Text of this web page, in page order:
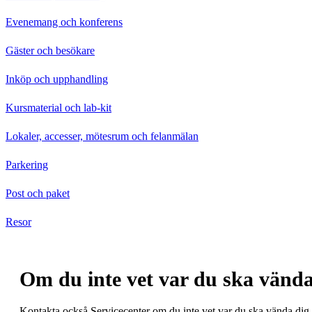
Evenemang och konferens
Gäster och besökare
Inköp och upphandling
Kursmaterial och lab-kit
Lokaler, accesser, mötesrum och felanmälan
Parkering
Post och paket
Resor
Om du inte vet var du ska